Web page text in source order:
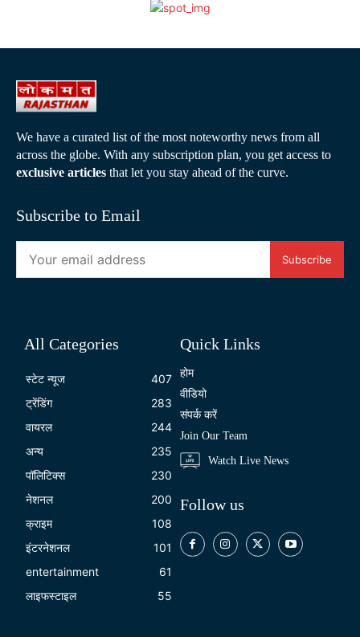
We have a curated list of the most noteworthy news from all
across the globe. With any subscription plan, you get access to
exclusive articles that let you stay ahead of the curve.
Subscribe to Email
Subscribe
All Categories
स्टेट न्यूज
407
ट्रेंडिंग
283
वायरल
244
अन्य
235
पॉलिटिक्स
230
नेशनल
200
क्राइम
108
इंटरनेशनल
101
entertainment
61
लाइफस्टाइल
55
Quick Links
होम
वीडियो
संपर्क करें
Join Our Team
Watch Live News
Follow us